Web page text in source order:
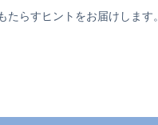
らすヒントをお届けします。